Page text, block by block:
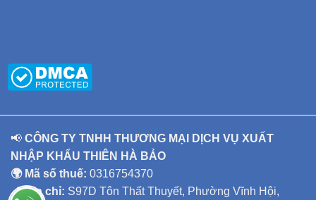
📢 CÔNG TY TNHH THƯƠNG MẠI DỊCH VỤ XUẤT
NHẬP KHẨU THIÊN HÀ BẢO
🌍 Mã số thuế: 0316754370
📍 Địa chỉ: S97D Tôn Thất Thuyết, Phường Vĩnh Hội,